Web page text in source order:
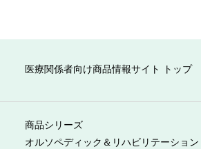
医療関係者向け商品情報サイト トップ
商品シリーズ
オルソペディック＆リハビリテーション